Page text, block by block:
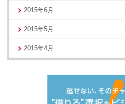
2015年6月
2015年5月
2015年4月